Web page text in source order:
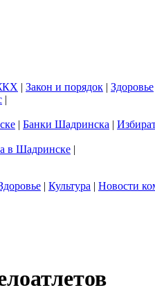
| Закон и порядок | Здоровье
|
| Банки Шадринска |
в Шадринске |
| Культура | Новости